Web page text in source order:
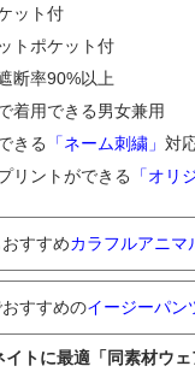
ット付
トポケット付
断率90%以上
着用できる男女兼用
きる
「ネーム刺繍」 対
リントができる
「オリ
すすめカラフルアニ
すすめのイージーパ
イトに最適「同素材ウェ